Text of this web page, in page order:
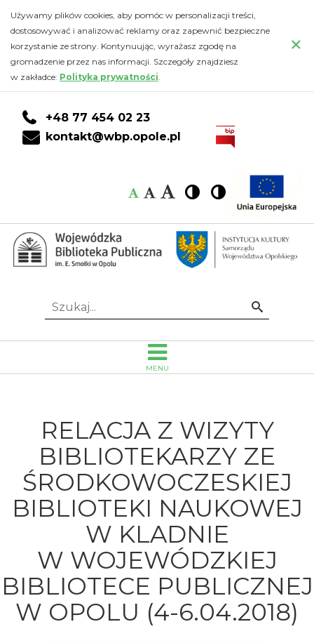
Relacja
z
wizyty
bibliotekarzy
ze
Środkowoczeskiej
Biblioteki
Naukowej
w
Kladnie
w
Wojewódzkiej
Publicznej
Opolu
(4-
6.04.2018)
-
Wojewódzka
do
głównej
treści
DO
KONTA
CZYTELNIKA
DO
WYSZUKIWARKI
do
stopki
Używamy plików cookies, aby pomóc w personalizacji treści,
dostosowywać i analizować reklamy oraz zapewnić bezpieczne
korzystanie ze strony. Kontynuując, wyrażasz zgodę na
gromadzenie przez nas informacji. Szczegóły znajdziesz
w zakładce: Polityka prywatności.
×
+48 77 454 02 23
kontakt@wbp.opole.pl
Czcionka:
Czcionka
Czcionka
Czcionka
Wysoki
kontrast
Wysoki
kontrast
Idź
Szukaj...
MENU
RELACJA Z WIZYTY
BIBLIOTEKARZY ZE
ŚRODKOWOCZESKIEJ
BIBLIOTEKI NAUKOWEJ
W KLADNIE
W WOJEWÓDZKIEJ
BIBLIOTECE PUBLICZNEJ
W OPOLU (4-6.04.2018)